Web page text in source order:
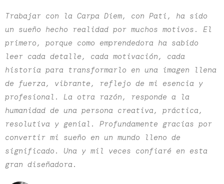
Trabajar con la Carpa Diem, con Pati, ha sido
un sueño hecho realidad por muchos motivos. El
primero, porque como emprendedora ha sabido
leer cada detalle, cada motivación, cada
historia para transformarlo en una imagen llena
de fuerza, vibrante, reflejo de mi esencia y
profesional. La otra razón, responde a la
humanidad de una persona creativa, práctica,
resolutiva y genial. Profundamente gracias por
convertir mi sueño en un mundo lleno de
significado. Una y mil veces confiaré en esta
gran diseñadora.